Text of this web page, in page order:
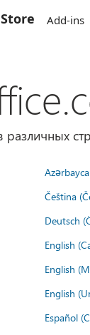
Add-ins
различных
Čeština
Deutsch
English
English
English
Español